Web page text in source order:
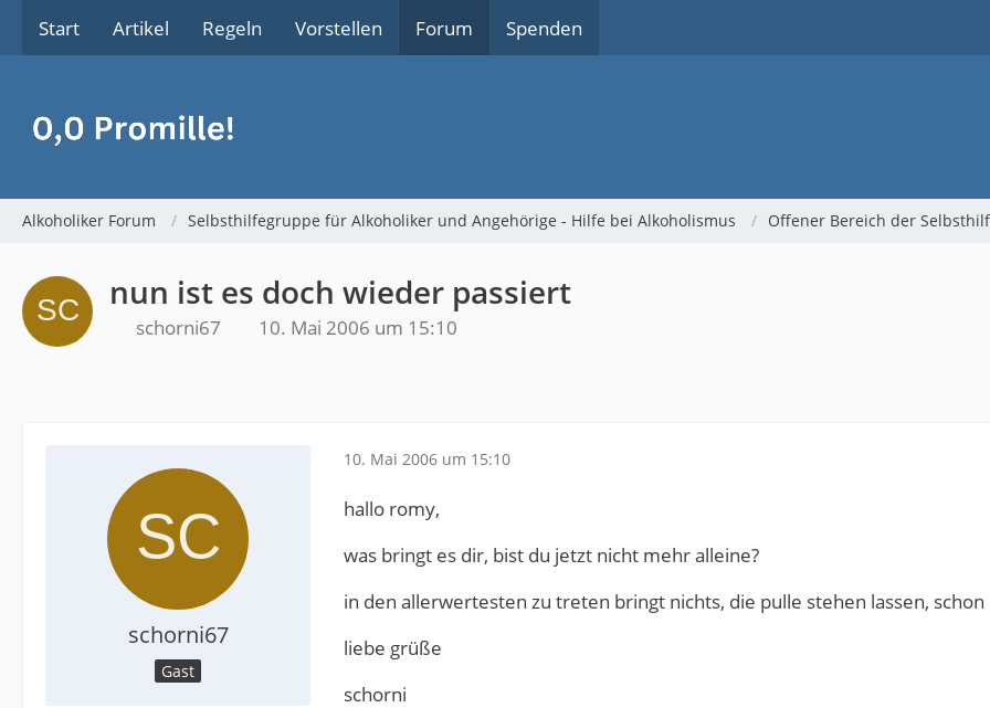
Start Artikel Regeln Vorstellen Forum Spenden
Alkoholiker Forum Selbsthilfegruppe für Alkoholiker und Angehörige - Hilfe bei Alkoholismus Offener Bereich der
nun ist es doch wieder passiert
schorni67 10. Mai 2006 um 15:10
schorni67
Gast
10. Mai 2006 um 15:10
hallo romy,
was bringt es dir, bist du jetzt nicht mehr alleine?
in den allerwertesten zu treten bringt nichts, die pulle stehen lassen,
liebe grüße
schorni